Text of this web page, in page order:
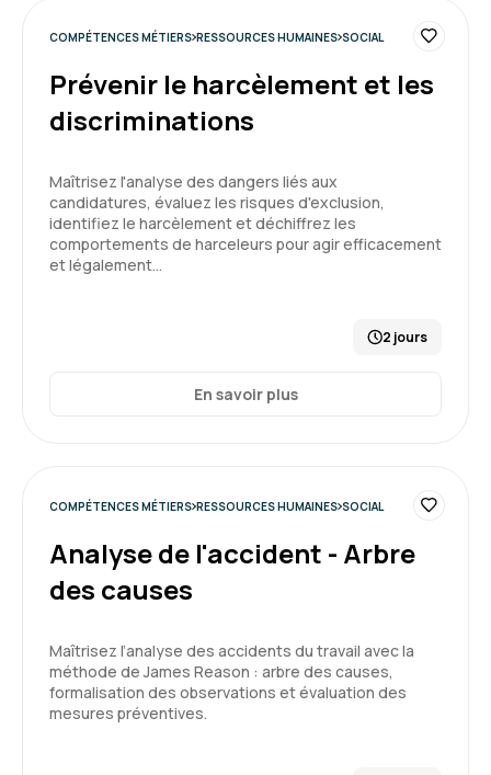
COMPÉTENCES MÉTIERS RESSOURCES HUMAINES SOCIAL
Prévenir le harcèlement et les
discriminations
Maîtrisez l'analyse des dangers liés aux
candidatures, évaluez les risques d'exclusion,
identifiez le harcèlement et déchiffrez les
comportements de harceleurs pour agir efficacement
et légalement…
2 jours
En savoir plus
COMPÉTENCES MÉTIERS RESSOURCES HUMAINES SOCIAL
Analyse de l'accident - Arbre
des causes
Maîtrisez l’analyse des accidents du travail avec la
méthode de James Reason : arbre des causes,
formalisation des observations et évaluation des
mesures préventives.